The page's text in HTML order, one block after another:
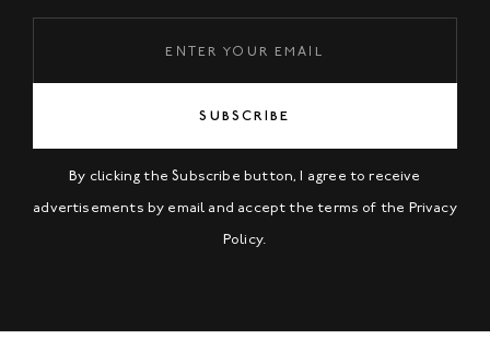
SUBSCRIBE
By clicking the Subscribe button, I agree to receive
advertisements by email and accept the terms of the Privacy
Policy.